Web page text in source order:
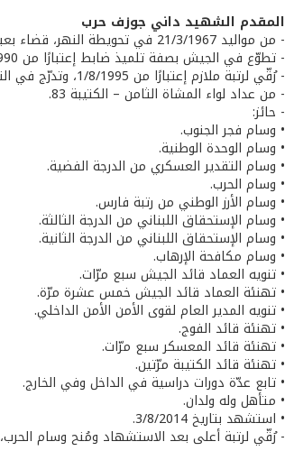
المقدم الشهيد داني جوزف حرب
- من مواليد 21/3/1967 في تحويطة النهر، قضاء بعبدا.
- تطوّع في الجيش بصفة تلميذ ضابط إعتبارًا من 12/2/1990.
- رُقّي لرتبة ملازم إعتبارًا من 1/8/1995، وتدرّج في الترقية حتى رتبة مقدّم إعتبارًا من 1/1/2013.
- من عداد لواء المشاة الثامن – الكتيبة 83.
- حائز:
• وسام فجر الجنوب.
• وسام الوحدة الوطنية.
• وسام التقدير العسكري من الدرجة الفضية.
• وسام الحرب.
• وسام الأرز الوطني من رتبة فارس.
• وسام الإستحقاق اللبناني من الدرجة الثالثة.
• وسام الإستحقاق اللبناني من الدرجة الثانية.
• وسام مكافحة الإرهاب.
• تنويه العماد قائد الجيش سبع مرّات.
• تهنئة العماد قائد الجيش خمس عشرة مرّة.
• تنويه المدير العام لقوى الأمن الأمن الداخلي.
• تهنئة قائد الفوج.
• تهنئة قائد المعسكر سبع مرّات.
• تهنئة قائد الكتيبة مرّتين.
• تابع عدّة دورات دراسية في الداخل وفي الخارج.
• متأهل وله ولدان.
• استشهد بتاريخ 3/8/2014.
- رُقّي لرتبة أعلى بعد الاستشهاد ومُنح وسام